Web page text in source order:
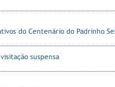
do Centenário do Padrinho
suspensa